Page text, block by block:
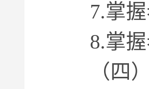
7.掌握
8.掌握
（四）